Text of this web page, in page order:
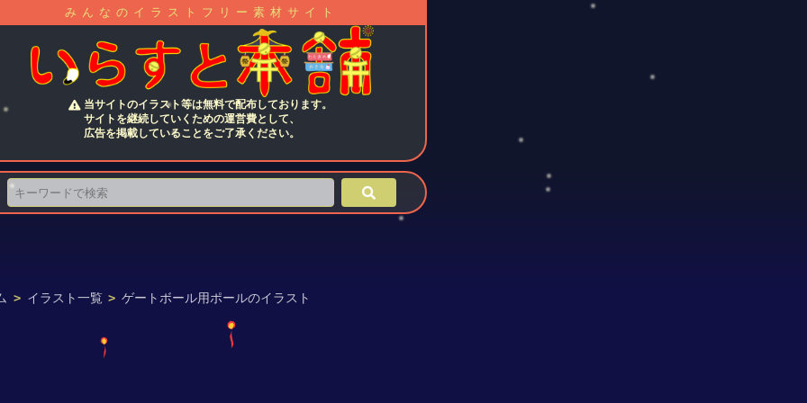
みんなのイラストフリー素材サイト
当サイトのイラスト等は無料で配布しております。
サイトを継続していくための運営費として、
広告を掲載していることをご了承ください。
> イラスト一覧 > ゲートボール用ポールのイラスト